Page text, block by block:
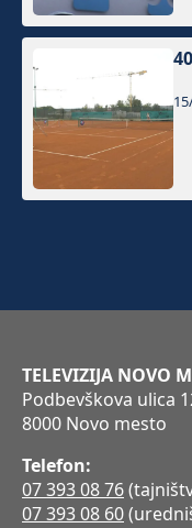
TELEVIZIJA NOVO
Podbevškova ulica
8000 Novo mesto
Telefon:
07 393 08 76
07 393 08 60